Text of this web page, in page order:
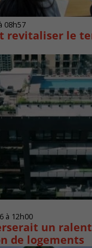
08h57
revitaliser le
à 12h00
un
de logements